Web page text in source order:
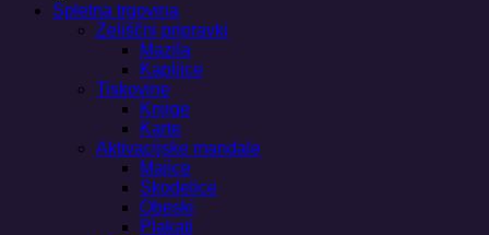
Spletna trgovina
Zeliščni pripravki
Mazila
Kapljice
Tiskovine
Knjige
Karte
Aktivacijske mandale
Majice
Skodelice
Obeski
Plakati